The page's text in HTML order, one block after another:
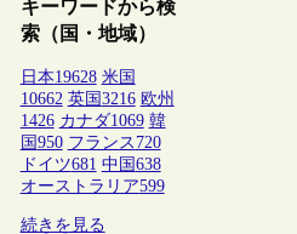
キーワードから検
索（国・地域）
日本19628 米国
10662 英国 3216 欧州
1426 カナダ1069 韓
国 950 フランス 720
ドイツ681 中国 638
オーストラリア599
続きを見る